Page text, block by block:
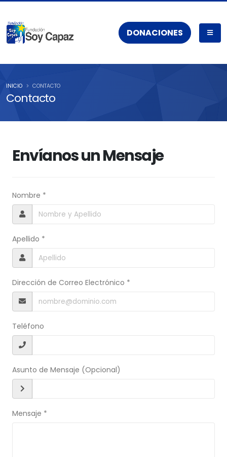
DONACIONES
Contacto
INICIO CONTACTO
Envíanos un Mensaje
Nombre *
Apellido *
Dirección de Correo Electrónico *
Teléfono
Asunto de Mensaje (Opcional)
Mensaje *